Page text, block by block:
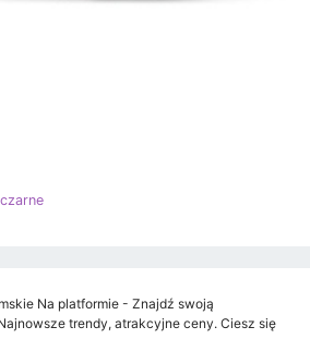
Na platformie - Znajdź swoją
trendy, atrakcyjne ceny. Ciesz się